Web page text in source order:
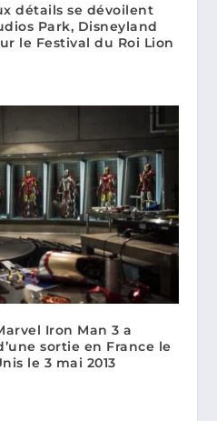
détails se dévoilent
Park, Disneyland
le Festival du Roi Lion
Iron Man 3 a
sortie en France le
le 3 mai 2013